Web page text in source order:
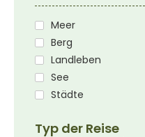
Meer
Berg
Landleben
See
Städte
Typ der Reise